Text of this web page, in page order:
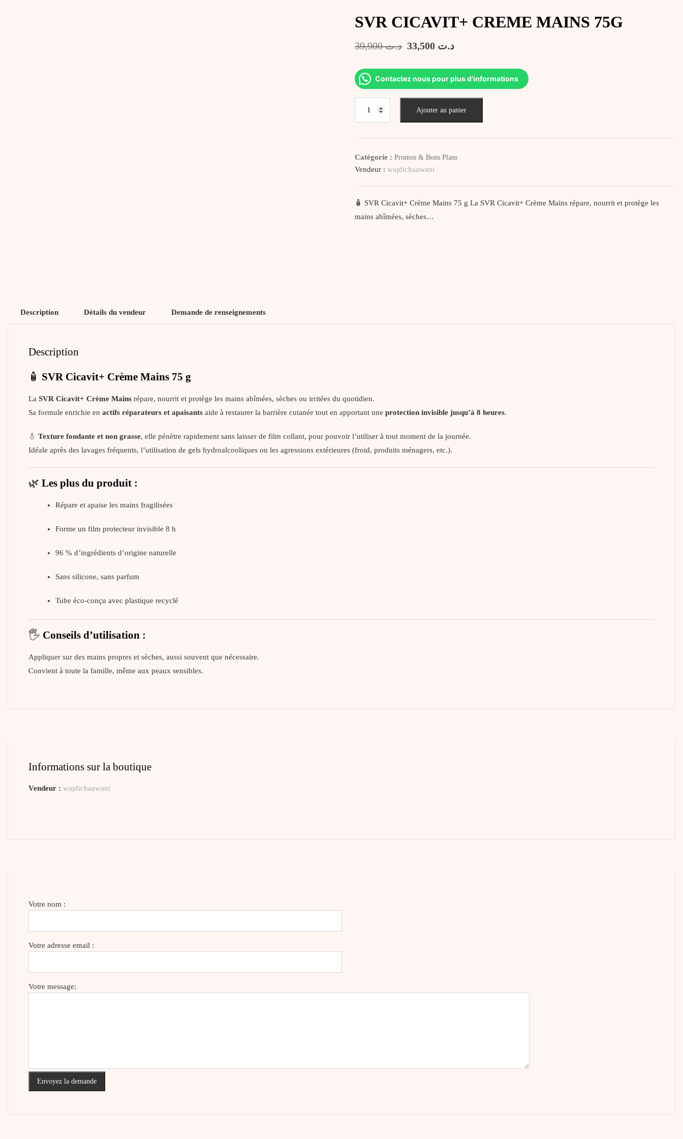
SVR CICAVIT+ CREME MAINS 75G
د.ت39,900
Le
était :
د.ت 39,900.
د.ت
est :
Contactez nous pour plus d'informations
MAINS
Ajouter au panier
Catégorie :Promos & Bons Plans
Vendeur :wajdichaawani
🧴 SVR Cicavit+ Crème Mains 75 g La SVR Cicavit+ Crème Mains répare, nourrit et protège les
mains abîmées, sèches…
Description Détails du vendeur Demande de renseignements
Description
🧴 SVR Cicavit+ Crème Mains 75 g
La SVR Cicavit+ Crème Mains répare, nourrit et protège les mains abîmées, sèches ou irritées du quotidien.
Sa formule enrichie en actifs réparateurs et apaisants aide à restaurer la barrière cutanée tout en apportant une protection invisible jusqu’à 8 heures.
💧 Texture fondante et non grasse, elle pénètre rapidement sans laisser de film collant, pour pouvoir l’utiliser à tout moment de la journée.
Idéale après des lavages fréquents, l’utilisation de gels hydroalcooliques ou les agressions extérieures (froid, produits ménagers, etc.).
🌿 Les plus du produit :
Répare et apaise les mains fragilisées
Forme un film protecteur invisible 8 h
96 % d’ingrédients d’origine naturelle
Sans silicone, sans parfum
Tube éco-conçu avec plastique recyclé
🖐️ Conseils d’utilisation :
Appliquer sur des mains propres et sèches, aussi souvent que nécessaire.
Convient à toute la famille, même aux peaux sensibles.
Informations sur la boutique
Vendeur : wajdichaawani
Votre nom :
Votre adresse email :
Votre message:
Envoyez la demande